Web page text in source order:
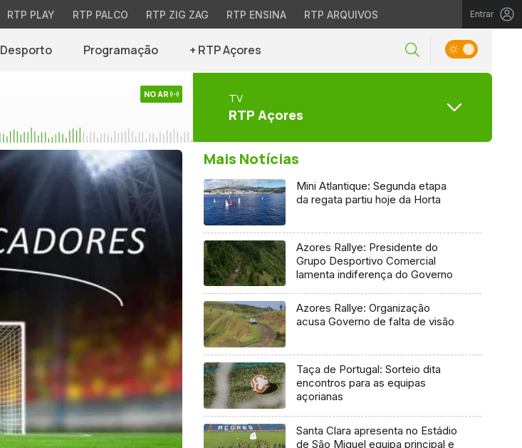
RTP PLAY RTP PALCO RTP ZIG ZAG RTP ENSINA RTP ARQUIVOS Entrar
Desporto Programação + RTP Açores
NO AR TV
RTP Açores
Mais Notícias
Mini Atlantique: Segunda etapa
da regata partiu hoje da Horta
Azores Rallye: Presidente do
Grupo Desportivo Comercial
lamenta indiferença do Governo
Azores Rallye: Organização
acusa Governo de falta de visão
Taça de Portugal: Sorteio dita
encontros para as equipas
açorianas
Santa Clara apresenta no Estádio
de São Miguel equipa principal e